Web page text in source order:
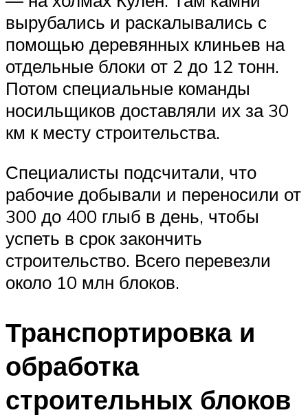
вырубались и раскалывались с
помощью деревянных клиньев на
отдельные блоки от 2 до 12 тонн.
Потом специальные команды
носильщиков доставляли их за 30
км к месту строительства.
Специалисты подсчитали, что
рабочие добывали и переносили от
300 до 400 глыб в день, чтобы
успеть в срок закончить
строительство. Всего перевезли
около 10 млн блоков.
Транспортировка и
обработка
строительных блоков